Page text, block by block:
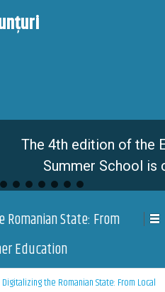
edition of the Eutopia
School is coming
Romanian State: From
Education
Digitalizing the Romanian State: From Local